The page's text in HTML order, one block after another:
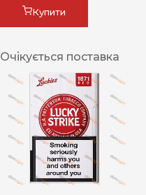
Купити
Очікується поставка